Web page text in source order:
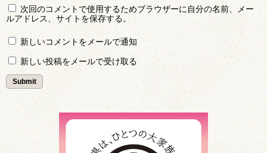
次回のコメントで使用するためブラウザーに自分の名前、メー
ルアドレス、サイトを保存する。
新しいコメントをメールで通知
新しい投稿をメールで受け取る